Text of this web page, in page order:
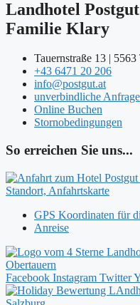
Landhotel
Familie Klary
Tauernstraße 13 |
+43 6471 20 206
info@postgut.at
unverbindliche Anfrage
Online Buchen
Stornobedingungen
So erreichen Sie uns...
GPS Koordinaten für
Anreise
Facebook Instagram Twitter